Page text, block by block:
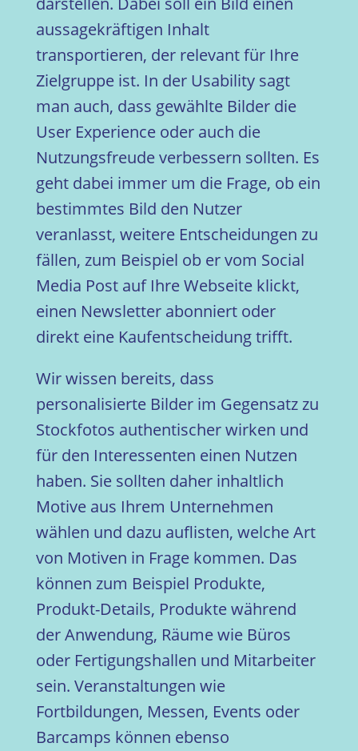
aussagekräftigen Inhalt
transportieren, der relevant für Ihre
Zielgruppe ist. In der Usability sagt
man auch, dass gewählte Bilder die
User Experience oder auch die
Nutzungsfreude verbessern sollten. Es
geht dabei immer um die Frage, ob ein
bestimmtes Bild den Nutzer
veranlasst, weitere Entscheidungen zu
fällen, zum Beispiel ob er vom Social
Media Post auf Ihre Webseite klickt,
einen Newsletter abonniert oder
direkt eine Kaufentscheidung trifft.
Wir wissen bereits, dass
personalisierte Bilder im Gegensatz zu
Stockfotos authentischer wirken und
für den Interessenten einen Nutzen
haben. Sie sollten daher inhaltlich
Motive aus Ihrem Unternehmen
wählen und dazu auflisten, welche Art
von Motiven in Frage kommen. Das
können zum Beispiel Produkte,
Produkt-Details, Produkte während
der Anwendung, Räume wie Büros
oder Fertigungshallen und Mitarbeiter
sein. Veranstaltungen wie
Fortbildungen, Messen, Events oder
Barcamps können ebenso